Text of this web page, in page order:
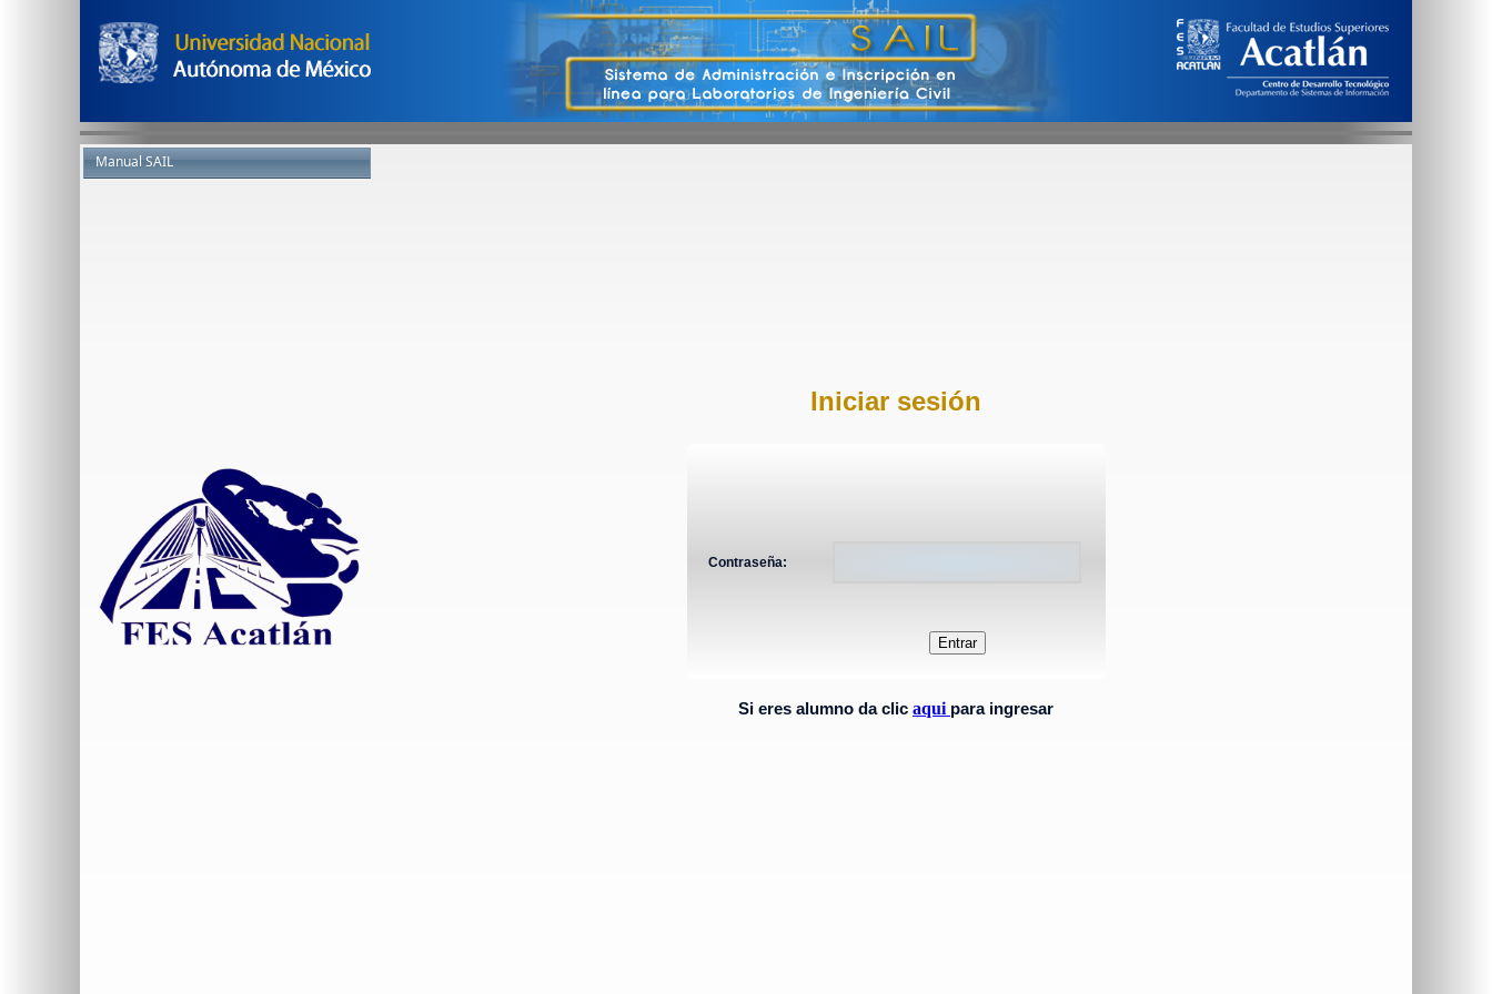
Manual SAIL
Iniciar sesión
Contraseña:
Si eres alumno da clic aqui para ingresar